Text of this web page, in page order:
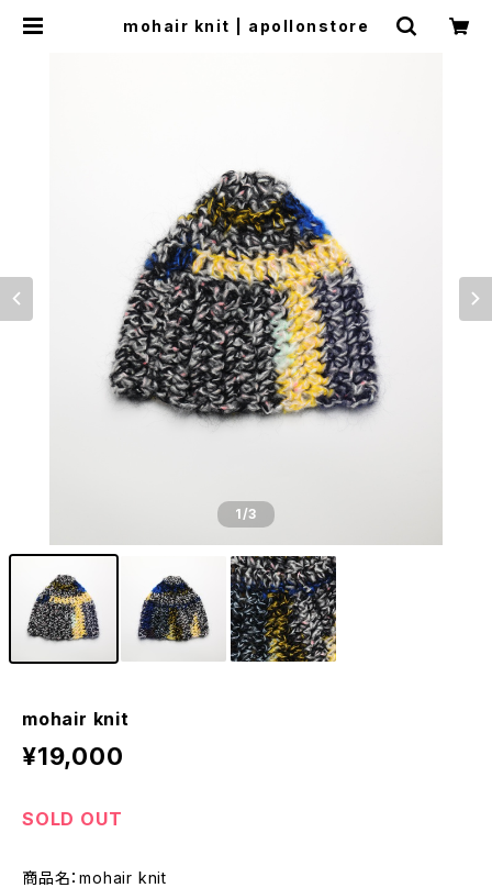
mohair knit | apollonstore
1/3
mohair knit
¥19,000
SOLD OUT
商品名：mohair knit